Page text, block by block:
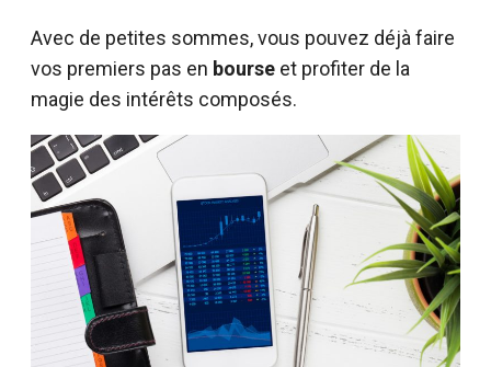
Avec de petites sommes, vous pouvez déjà faire
vos premiers pas en bourse et profiter de la
magie des intérêts composés.